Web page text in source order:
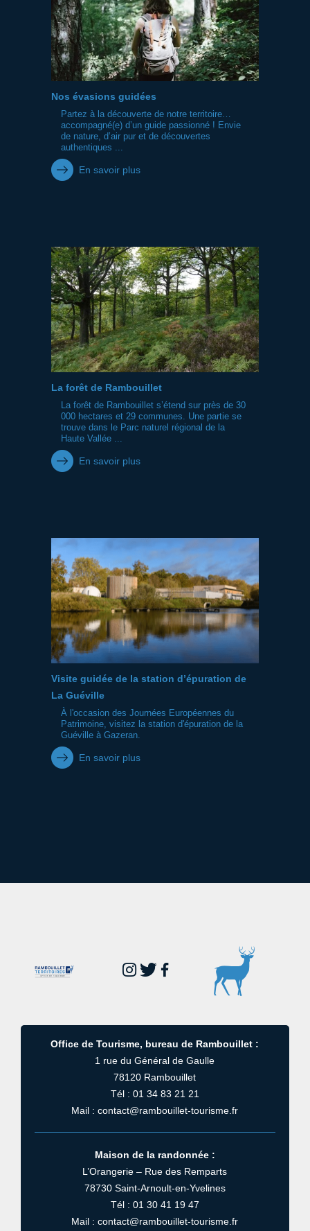
Nos évasions guidées
Partez à la découverte de notre territoire…
accompagné(e) d’un guide passionné ! Envie
de nature, d’air pur et de découvertes
authentiques ...
En savoir plus
La forêt de Rambouillet
La forêt de Rambouillet s’étend sur près de 30
000 hectares et 29 communes. Une partie se
trouve dans le Parc naturel régional de la
Haute Vallée ...
En savoir plus
Visite guidée de la station d’épuration de
La Guéville
À l'occasion des Journées Européennes du
Patrimoine, visitez la station d'épuration de la
Guéville à Gazeran.
En savoir plus
Office de Tourisme, bureau de Rambouillet :
1 rue du Général de Gaulle
78120 Rambouillet
Tél : 01 34 83 21 21
Mail : contact@rambouillet-tourisme.fr
Maison de la randonnée :
L’Orangerie – Rue des Remparts
78730 Saint-Arnoult-en-Yvelines
Tél : 01 30 41 19 47
Mail : contact@rambouillet-tourisme.fr